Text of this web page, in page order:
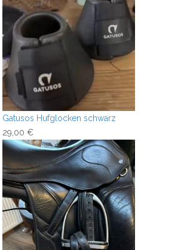
Gatusos Hufglocken schwarz
29,00 €